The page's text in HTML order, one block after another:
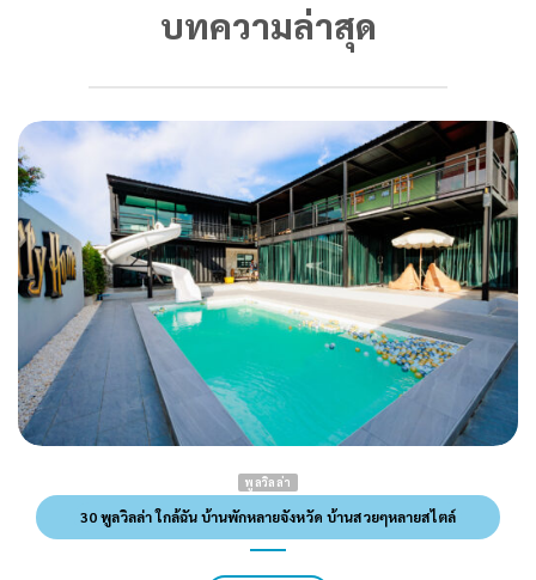
บทความล่าสุด
พูลวิลล่า
30 พูลวิลล่า ใกล้ฉัน บ้านพักหลายจังหวัด บ้านสวยๆหลายสไตล์